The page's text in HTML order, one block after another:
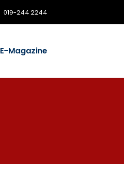
019-244 2244
E-Magazine